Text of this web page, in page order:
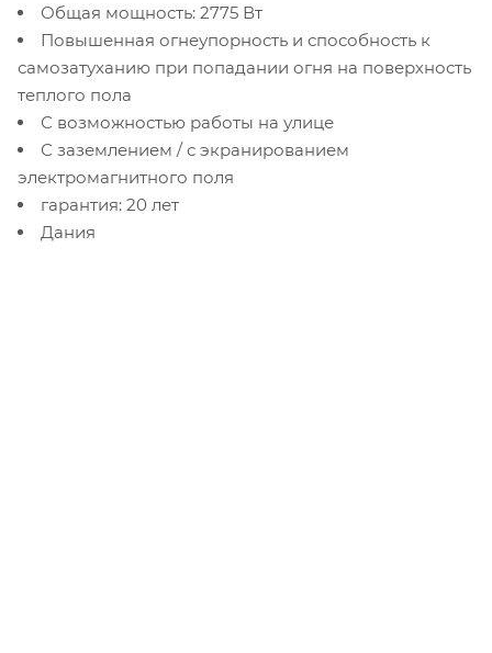
Общая мощность: 2775 Вт
Повышенная огнеупорность и способность к
самозатуханию при попадании огня на поверхность
теплого пола
С возможностью работы на улице
С заземлением / с экранированием
электромагнитного поля
гарантия: 20 лет
Дания